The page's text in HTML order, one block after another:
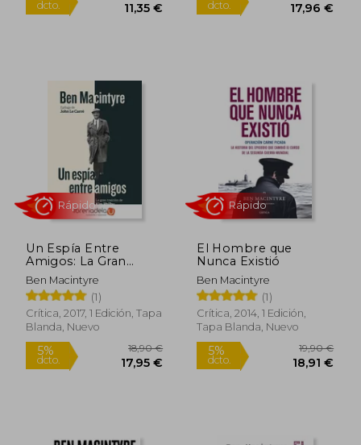
5%
dcto.
5%
dcto.
Un Espía Entre
Amigos: La Gran
Traición de kim
Philby
Ben Macintyre
(1)
Crítica, 2017, 1 Edición, Tapa
Blanda, Nuevo
El Hombre que
Nunca Existió
Ben Macintyre
(1)
Crítica, 2014, 1 Edición,
Tapa Blanda, Nuevo
Rápido